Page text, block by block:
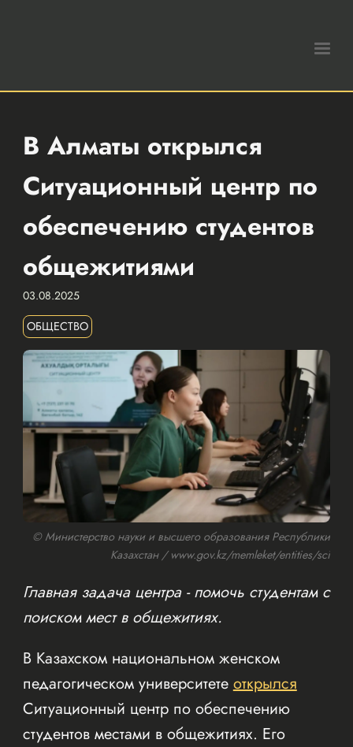
В Алматы открылся
Ситуационный центр по
обеспечению студентов
общежитиями
03.08.2025
ОБЩЕСТВО
© Министерство науки и высшего образования Республики
Казахстан / www.gov.kz/memleket/entities/sci
Главная задача центра - помочь студентам с
поиском мест в общежитиях.
В Казахском национальном женском
педагогическом университетеоткрылся
Ситуационный центр по обеспечению
студентов местами в общежитиях. Его